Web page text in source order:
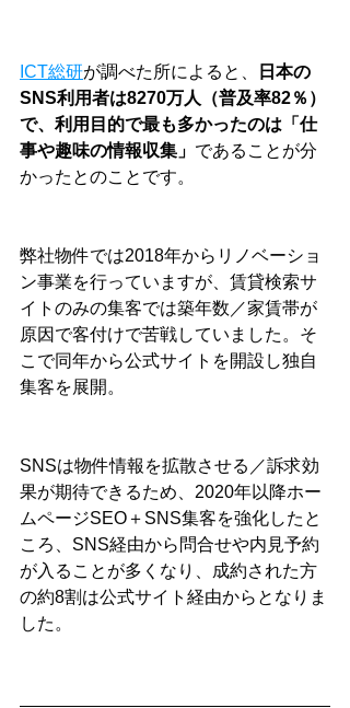
ICT総研が調べた所によると、
日本の
SNS利用者は8270万人（普及率82％）
で、利用目的で最も多かったのは「仕
事や趣味の情報収集」 であることが分
かったとのことです。
弊社物件では2018年からリノベーショ
ン事業を行っていますが、賃貸検索サ
イトのみの集客では築年数／家賃帯が
原因で客付けで苦戦していました。そ
こで同年から公式サイトを開設し独自
集客を展開。
SNSは物件情報を拡散させる／訴求効
果が期待できるため、2020年以降ホー
ムページSEO＋SNS集客を強化したと
ころ、SNS経由から問合せや内見予約
が入ることが多くなり、成約された方
の約8割は公式サイト経由からとなりま
した。